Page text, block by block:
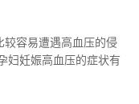
容易遭遇高血压的侵
妇妊娠高血压的症状有